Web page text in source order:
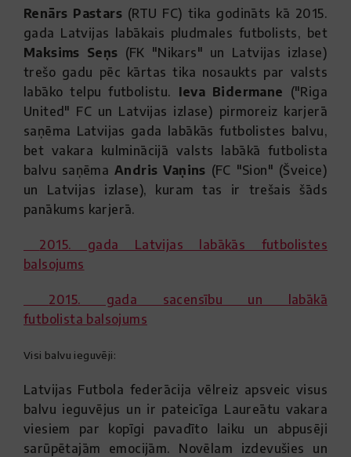
Renārs Pastars(RTU FC) tika godināts kā 2015.
gada Latvijas labākais pludmales futbolists, bet
Maksims Seņs (FK "Nikars" un Latvijas izlase)
trešo gadu pēc kārtas tika nosaukts par valsts
labāko telpu futbolistu. Ieva Bidermane ("Riga
United" FC un Latvijas izlase) pirmoreiz karjerā
saņēma Latvijas gada labākās futbolistes balvu,
bet vakara kulminācijā valsts labākā futbolista
balvu saņēmaAndris Vaņins (FC "Sion" (Šveice)
un Latvijas izlase), kuram tas ir trešais šāds
panākums karjerā.
2015. gada Latvijas labākās futbolistes
balsojums
2015. gada sacensību un labākā
futbolista balsojums
Visi balvu ieguvēji:
Latvijas Futbola federācija vēlreiz apsveic visus
balvu ieguvējus un ir pateicīga Laureātu vakara
viesiem par kopīgi pavadīto laiku un abpusēji
sarūpētajām emocijām. Novēlam izdevušies un